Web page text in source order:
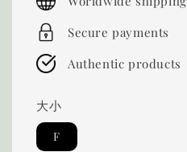
Secure payments
Authentic products
大小
F